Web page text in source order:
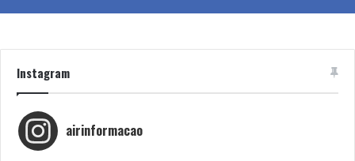
Instagram
airinformacao